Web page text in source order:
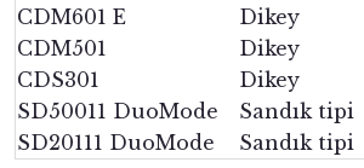
CDM601 E
Dikey
CDM501
Dikey
CDS301
Dikey
SD50011 DuoMode
Sandık tipi
SD20111 DuoMode
Sandık tipi